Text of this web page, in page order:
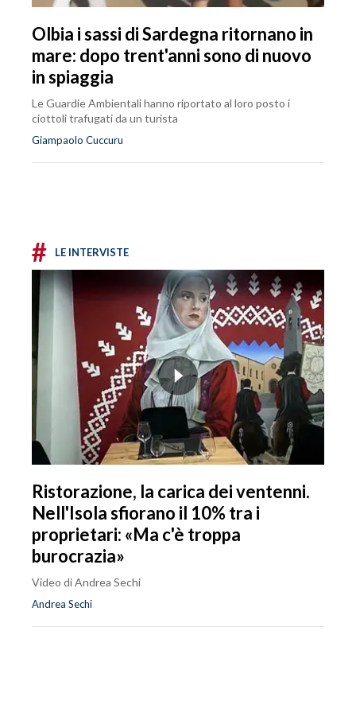
Olbia i sassi di Sardegna ritornano in
mare: dopo trent'anni sono di nuovo
in spiaggia
Le Guardie Ambientali hanno riportato al loro posto i
ciottoli trafugati da un turista
Giampaolo Cuccuru
# LE INTERVISTE
Ristorazione, la carica dei ventenni.
Nell'Isola sfiorano il 10% tra i
proprietari: «Ma c'è troppa
burocrazia»
Video di Andrea Sechi
Andrea Sechi